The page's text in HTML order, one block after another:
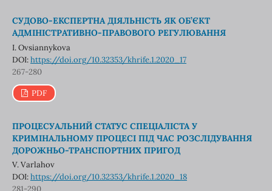
СУДОВО-ЕКСПЕРТНА ДІЯЛЬНІСТЬ ЯК ОБ’ЄКТ
АДМІНІСТРАТИВНО-ПРАВОВОГО РЕГУЛЮВАННЯ
I. Ovsiannykova
DOI:https://doi.org/10.32353/khrife.1.2020_17
267-280
PDF
ПРОЦЕСУАЛЬНИЙ СТАТУС СПЕЦІАЛІСТА У
КРИМІНАЛЬНОМУ ПРОЦЕСІ ПІД ЧАС РОЗСЛІДУВАННЯ
ДОРОЖНЬО-ТРАНСПОРТНИХ ПРИГОД
V. Varlahov
DOI:https://doi.org/10.32353/khrife.1.2020_18